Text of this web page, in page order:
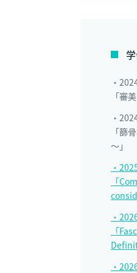
・
「審
・
「篩
～」
・
「
・
「
・